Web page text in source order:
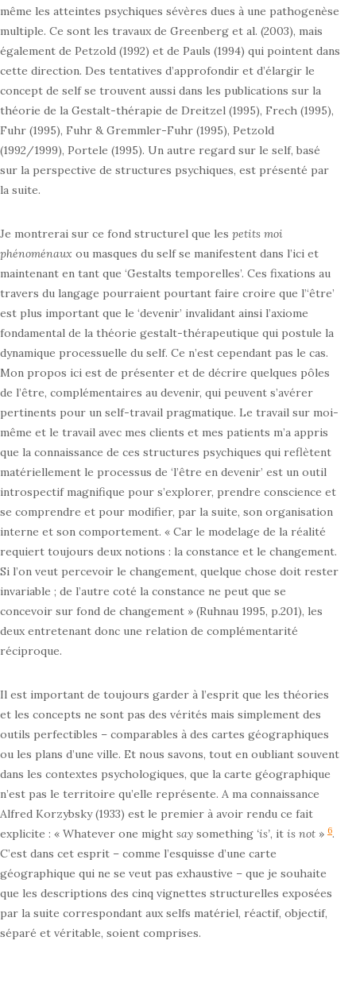
même les atteintes psychiques sévères dues à une pathogenèse
multiple. Ce sont les travaux de Greenberg et al. (2003), mais
également de Petzold (1992) et de Pauls (1994) qui pointent dans
cette direction. Des tentatives d’approfondir et d’élargir le
concept de self se trouvent aussi dans les publications sur la
théorie de la Gestalt-thérapie de Dreitzel (1995), Frech (1995),
Fuhr (1995), Fuhr & Gremmler-Fuhr (1995), Petzold
(1992/1999), Portele (1995). Un autre regard sur le self, basé
sur la perspective de structures psychiques, est présenté par
la suite.
Je montrerai sur ce fond structurel que les petits moi
phénoménaux ou masques du self se manifestent dans l’ici et
maintenant en tant que ‘Gestalts temporelles’. Ces fixations au
travers du langage pourraient pourtant faire croire que l’‘être’
est plus important que le ‘devenir’ invalidant ainsi l’axiome
fondamental de la théorie gestalt-thérapeutique qui postule la
dynamique processuelle du self. Ce n’est cependant pas le cas.
Mon propos ici est de présenter et de décrire quelques pôles
de l’être, complémentaires au devenir, qui peuvent s’avérer
pertinents pour un self-travail pragmatique. Le travail sur moi-
même et le travail avec mes clients et mes patients m’a appris
que la connaissance de ces structures psychiques qui reflètent
matériellement le processus de ‘l’être en devenir’ est un outil
introspectif magnifique pour s’explorer, prendre conscience et
se comprendre et pour modifier, par la suite, son organisation
interne et son comportement. « Car le modelage de la réalité
requiert toujours deux notions : la constance et le changement.
Si l’on veut percevoir le changement, quelque chose doit rester
invariable ; de l’autre coté la constance ne peut que se
concevoir sur fond de changement » (Ruhnau 1995, p.201), les
deux entretenant donc une relation de complémentarité
réciproque.
Il est important de toujours garder à l’esprit que les théories
et les concepts ne sont pas des vérités mais simplement des
outils perfectibles – comparables à des cartes géographiques
ou les plans d’une ville. Et nous savons, tout en oubliant souvent
dans les contextes psychologiques, que la carte géographique
n’est pas le territoire qu’elle représente. A ma connaissance
Alfred Korzybsky (1933) est le premier à avoir rendu ce fait
explicite : « Whatever one might say something ‘is’, it is not » 6.
C’est dans cet esprit – comme l’esquisse d’une carte
géographique qui ne se veut pas exhaustive – que je souhaite
que les descriptions des cinq vignettes structurelles exposées
par la suite correspondant aux selfs matériel, réactif, objectif,
séparé et véritable, soient comprises.